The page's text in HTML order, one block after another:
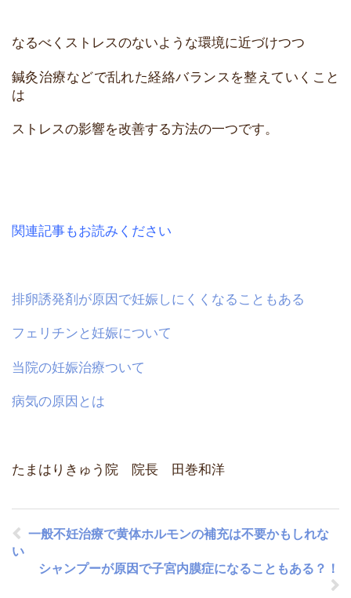
なるべくストレスのないような環境に近づけつつ
鍼灸治療などで乱れた経絡バランスを整えていくこと
は
ストレスの影響を改善する方法の一つです。
関連記事もお読みください
排卵誘発剤が原因で妊娠しにくくなることもある
フェリチンと妊娠について
当院の妊娠治療ついて
病気の原因とは
たまはりきゅう院 院長 田巻和洋
一般不妊治療で黄体ホルモンの補充は不要かもしれな
い
シャンプーが原因で子宮内膜症になることもある？！